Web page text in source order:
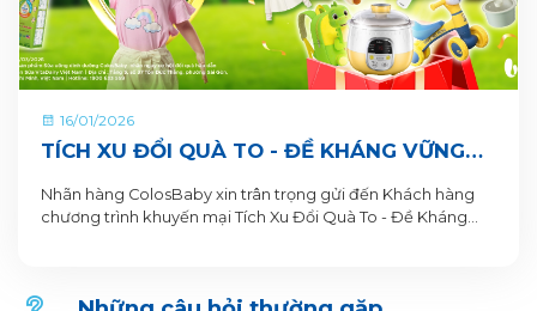
16/01/2026
TÍCH XU ĐỔI QUÀ TO - ĐỀ KHÁNG VỮNG
PHA SẴN COLOSBABY
Nhãn hàng ColosBaby xin trân trọng gửi đến Khách hàng
chương trình khuyến mại Tích Xu Đổi Quà To - Đề Kháng